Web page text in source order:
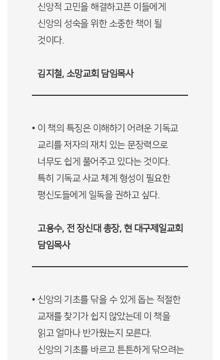
신앙적 고민을 해결하고픈 이들에게
신앙의 성숙을 위한 소중한 책이 될
것이다.
김지철, 소망교회 담임목사
• 이 책의 특징은 이해하기 어려운 기독교
교리를 저자의 재치 있는 문장력으로
너무도 쉽게 풀어주고 있다는 것이다.
특히 기독교 사교 체계 형성이 필요한
평신도들에게 일독을 권하고 싶다.
고용수, 전 장신대 총장, 현 대구제일교회
담임목사
• 신앙의 기초를 닦을 수 있게 돕는 적절한
교재를 찾기가 쉽지 않았는데 이 책을
읽고 얼마나 반가웠는지 모른다.
신앙의 기초를 바르고 튼튼하게 닦으려는